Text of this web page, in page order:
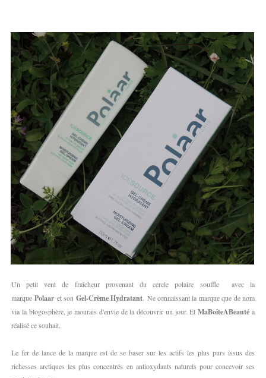
Un petit vent de fraîcheur provenant du cercle polaire souffle avec la
marquePolaar et son Gel-Crème Hydratant. Ne connaissant la marque que de nom
via la blogosphère, je mourais d'envie de la découvrir un jour. EtMaBoîteABeautéa
réalisé ce souhait.
Le fer de lance de la marque est de se baser sur les actifs les plus purs issus des
richesses arctiques les plus concentrés en antioxydants naturels pour concevoir ses